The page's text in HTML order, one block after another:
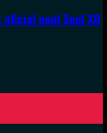
noul Soul X8